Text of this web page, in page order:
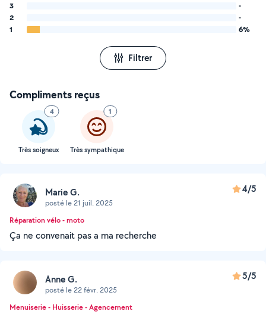
3
-
2
-
1
6%
Filtrer
Compliments reçus
4
Très soigneux
1
Très sympathique
Marie G.
posté le 21 juil. 2025
4/5
Réparation vélo - moto
Ça ne convenait pas a ma recherche
Anne G.
posté le 22 févr. 2025
5/5
Menuiserie - Huisserie - Agencement